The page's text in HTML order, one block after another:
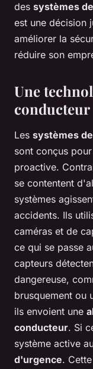
des systèmes
est une décision
améliorer la
réduire son
Une
conducteur
Les systèmes
sont conçus
proactive.
se contentent
systèmes
accidents. Ils
caméras et de
ce qui se passe
capteurs
dangereuse,
brusquement ou
ils envoient une
conducteur. Si
système active
d'urgence.